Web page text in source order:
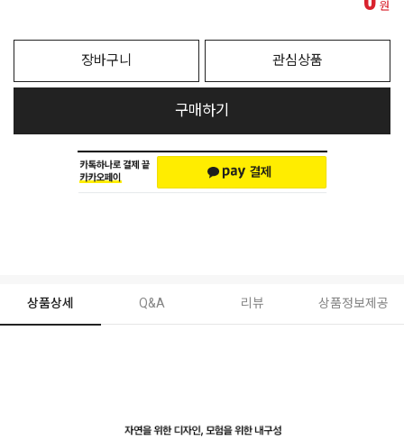
원
장바구니 관심상품
구매하기
상품상세 Q&A 리뷰 상품정보제공